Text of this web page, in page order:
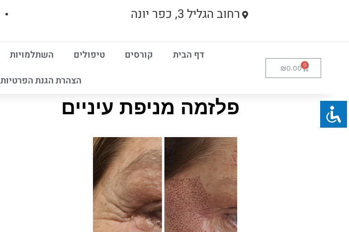
רחוב הגליל 3, כפר יונה
₪0.00
דף הבית קורסים טיפולים השתלמויות
הצהרת הגנת הפרטיות
פלזמה מניפת עיניים